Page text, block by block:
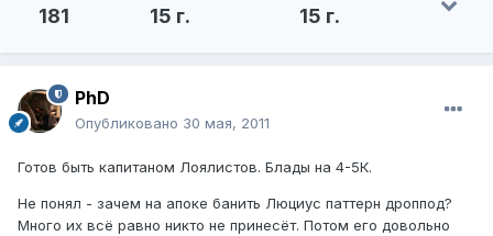
181 15 г. 15 г.
PhD
Опубликовано 30 мая, 2011
Готов быть капитаном Лоялистов. Блады на 4-5К.
Не понял - зачем на апоке банить Люциус паттерн дроппод?
Много их всё равно никто не принесёт. Потом его довольно